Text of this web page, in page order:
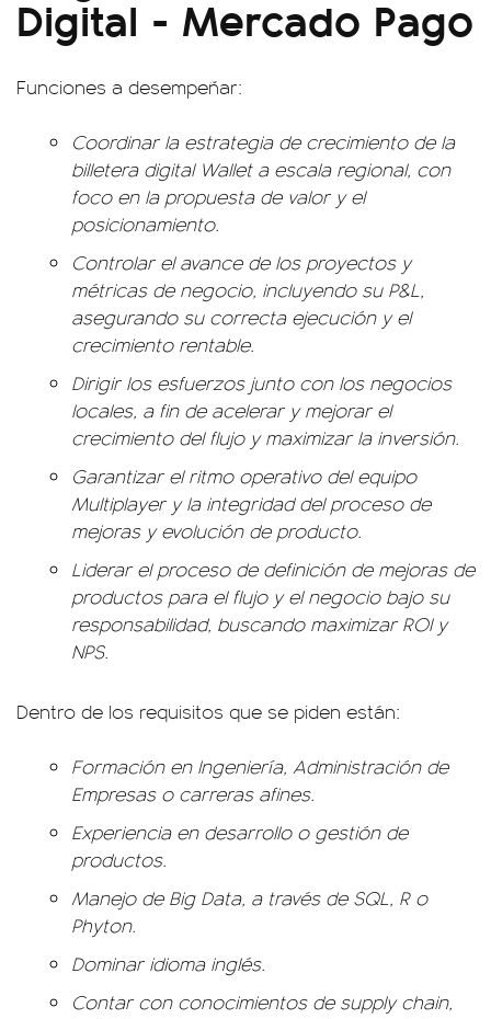
Digital - Mercado Pago
Funciones a desempeñar:
Coordinar la estrategia de crecimiento de la
billetera digital Wallet a escala regional, con
foco en la propuesta de valor y el
posicionamiento.
Controlar el avance de los proyectos y
métricas de negocio, incluyendo su P&L,
asegurando su correcta ejecución y el
crecimiento rentable.
Dirigir los esfuerzos junto con los negocios
locales, a fin de acelerar y mejorar el
crecimiento del flujo y maximizar la inversión.
Garantizar el ritmo operativo del equipo
Multiplayer y la integridad del proceso de
mejoras y evolución de producto.
Liderar el proceso de definición de mejoras de
productos para el flujo y el negocio bajo su
responsabilidad, buscando maximizar ROI y
NPS.
Dentro de los requisitos que se piden están:
Formación en Ingeniería, Administración de
Empresas o carreras afines.
Experiencia en desarrollo o gestión de
productos.
Manejo de Big Data, a través de SQL, R o
Phyton.
Dominar idioma inglés.
Contar con conocimientos de supply chain,